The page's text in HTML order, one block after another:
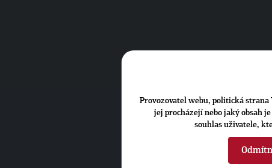
Provozovatel webu, politická strana
jej procházejí nebo jaký obsah
souhlas uživatele,